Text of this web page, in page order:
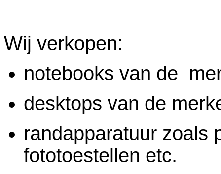
Wij verkopen:
notebooks van de
desktops van de
randapparatuur zoals
fototoestellen etc.